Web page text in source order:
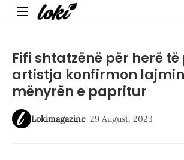
Menu
Fifi shtatzënë për herë të
artistja konfirmon
mënyrën e papritur
Lokimagazine-29 August, 2023